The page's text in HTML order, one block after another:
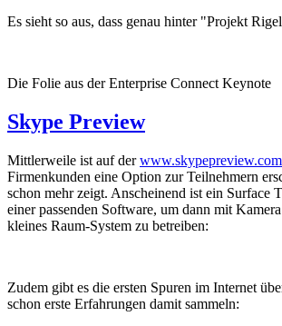
Es sieht so aus, dass genau hinter "Projekt
Die Folie aus der Enterprise Connect Keynote
Skype Preview
Mittlerweile ist auf der
Firmenkunden eine Option zur Teilnehmern
schon mehr zeigt. Anscheinend ist ein Surface
einer passenden Software, um dann mit
kleines Raum-System zu betreiben:
Zudem gibt es die ersten Spuren im Internet
schon erste Erfahrungen damit sammeln: